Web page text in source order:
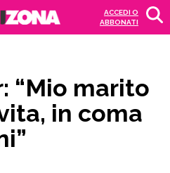
ACCEDI O
ABBONATI
“Mio marito
in coma